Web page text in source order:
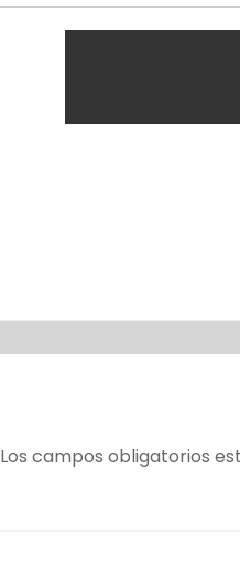
Los campos obligatorios